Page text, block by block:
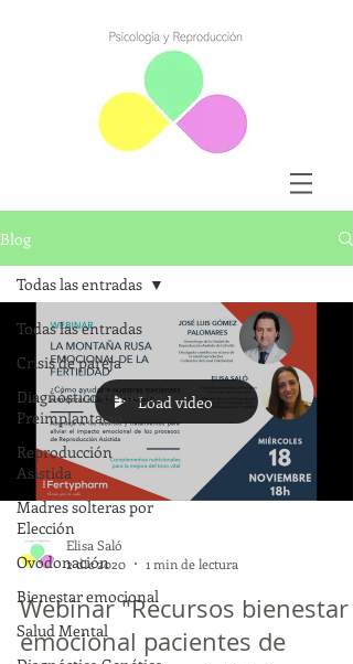
Blog
Todas las entradas
Crisis de pareja
Diagnóstico Genético
Preimplantacio
Reproducción
Asistida
Madres solteras por
Elección
Ovodonación
Bienestar emocional
Salud Mental
Todas las entradas
Load video
Elisa Saló
2 dic 2020
1 min de lectura
Webinar "Recursos bienestar
emocional pacientes de